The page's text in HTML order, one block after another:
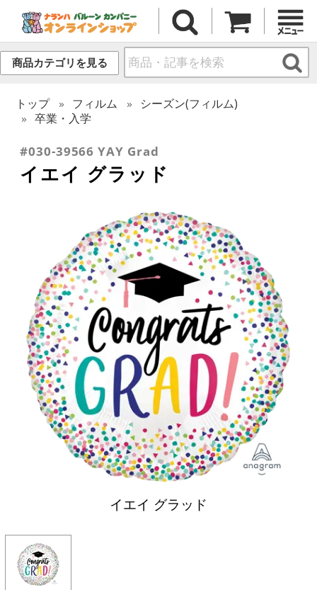
商品カテゴリを見る
トップ フィルム
シーズン(フィルム)
卒業・入学
#030-39566 YAY Grad
イエイ グラッド
イエイ グラッド